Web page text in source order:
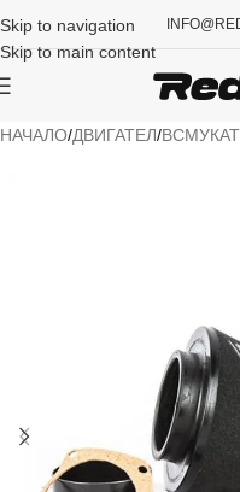
Skip to navigation
Skip to main content
НАЧАЛО/ДВИГАТЕЛ/